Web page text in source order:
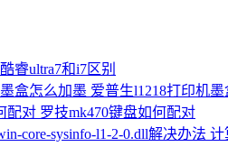
酷睿ultra7和i7区别
爱普生l1218打印机
罗技mk470键盘如何配对
计